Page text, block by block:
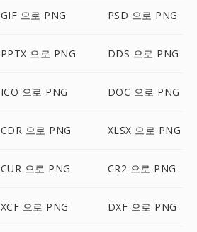
GIF 으로 PNG PSD 으로 PNG
PPTX 으로 PNG DDS 으로 PNG
ICO 으로 PNG DOC 으로 PNG
CDR 으로 PNG XLSX 으로 PNG
CUR 으로 PNG CR2 으로 PNG
XCF 으로 PNG DXF 으로 PNG